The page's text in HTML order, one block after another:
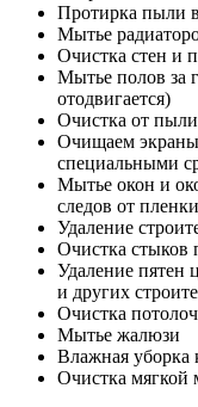
Протирка пыли
Мытье
Очистка стен и
Мытье полов за
отодвигается)
Очистка от
Очищаем экраны
специальными
Мытье окон и
следов от
Удаление
Очистка
Удаление пятен
и других
Очистка
Мытье жалюзи
Влажная уборка
Очистка мягкой